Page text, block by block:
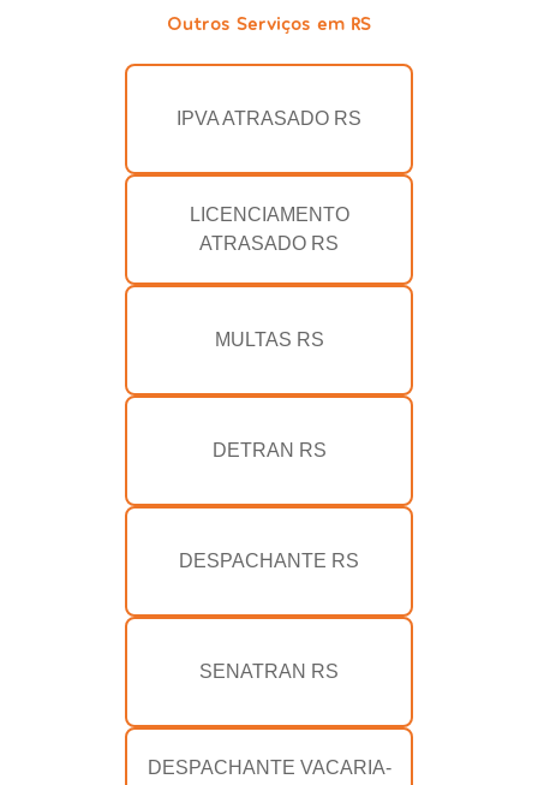
Outros Serviços em RS
IPVA ATRASADO RS
LICENCIAMENTO
ATRASADO RS
MULTAS RS
DETRAN RS
DESPACHANTE RS
SENATRAN RS
DESPACHANTE VACARIA-